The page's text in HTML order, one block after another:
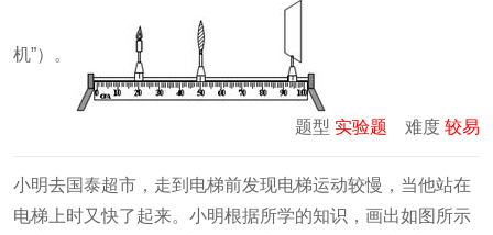
机”）。
题型 实验题 难度 较易
小明去国泰超市，走到电梯前发现电梯运动较慢，当他站在
电梯上时又快了起来。小明根据所学的知识，画出如图所示